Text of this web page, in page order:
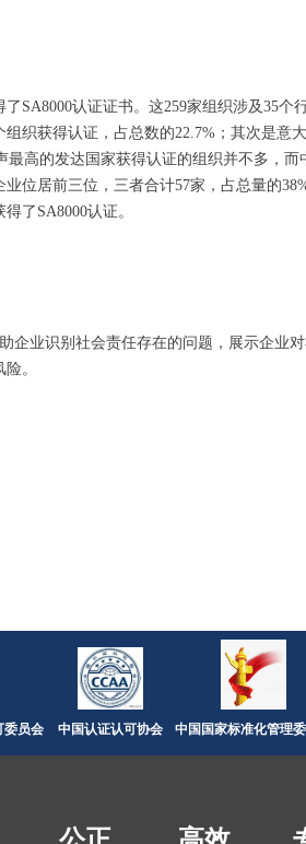
SA8000认证证书。这259家组织涉及35
获得认证，占总数的22.7%；其次是意
高的发达国家获得认证的组织并不多，
居前三位，三者合计57家，占总量的
了SA8000认证。
企业识别社会责任存在的问题，展示企
。
委员会 中国认证认可协会 中国国家标准化管理